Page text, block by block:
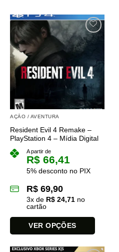
tem
várias
variantes.
As
opções
podem
ser
escolhidas
na
página
do
produto
AÇÃO / AVENTURA
Resident Evil 4 Remake –
PlayStation 4 – Mídia Digital
A partir de
R$ 66,41
5% desconto no PIX
R$ 69,90
3x de R$ 24,71 no
cartão
VER OPÇÕES
produto